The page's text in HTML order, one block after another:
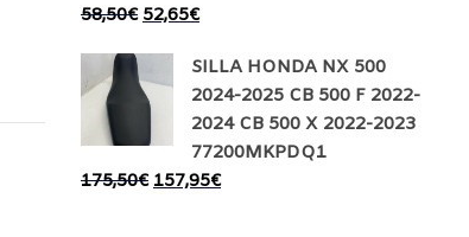
58,50€ 52,65€
SILLA HONDA NX 500
2024-2025 CB 500 F 2022-
2024 CB 500 X 2022-2023
77200MKPDQ1
175,50€ 157,95€